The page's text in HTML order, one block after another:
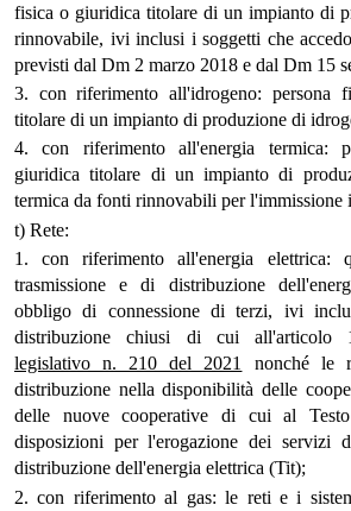
fisica o giuridica titolare di un impianto di
rinnovabile, ivi inclusi i soggetti che
previsti dal Dm 2 marzo 2018 e dal Dm 15
3. con riferimento all'idrogeno: persona
titolare di un impianto di produzione di
4. con riferimento all'energia termica:
giuridica titolare di un impianto di
termica da fonti rinnovabili per l'immissione
t) Rete:
1. con riferimento all'energia elettrica:
trasmissione e di distribuzione
obbligo di connessione di terzi, ivi
distribuzione chiusi di cui
legislativo n. 210 del 2021
nonché le
distribuzione nella disponibilità delle
delle nuove cooperative di cui al
disposizioni per l'erogazione dei servizi
distribuzione dell'energia elettrica (Tit);
2. con riferimento al gas: le reti e i